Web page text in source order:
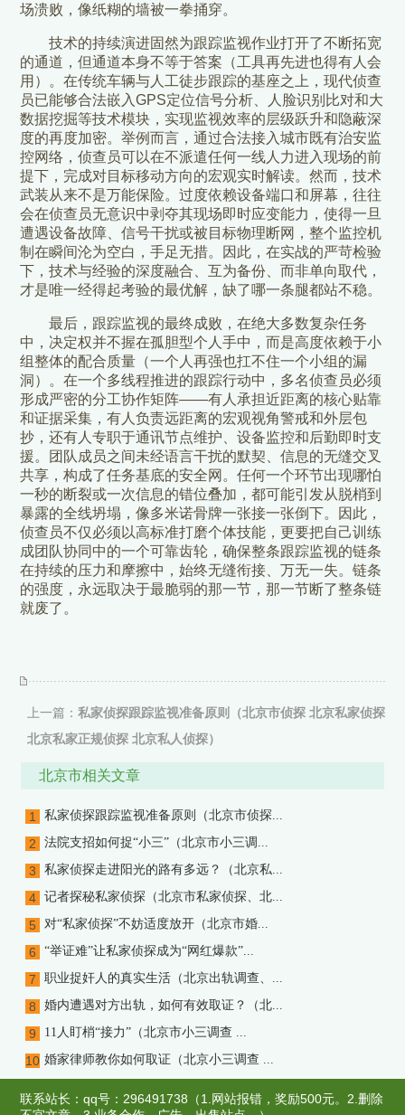
场溃败，像纸糊的墙被一拳捅穿。
技术的持续演进固然为跟踪监视作业打开了不断拓宽
的通道，但通道本身不等于答案（工具再先进也得有人会
用）。在传统车辆与人工徒步跟踪的基座之上，现代侦查
员已能够合法嵌入GPS定位信号分析、人脸识别比对和大
数据挖掘等技术模块，实现监视效率的层级跃升和隐蔽深
度的再度加密。举例而言，通过合法接入城市既有治安监
控网络，侦查员可以在不派遣任何一线人力进入现场的前
提下，完成对目标移动方向的宏观实时解读。然而，技术
武装从来不是万能保险。过度依赖设备端口和屏幕，往往
会在侦查员无意识中剥夺其现场即时应变能力，使得一旦
遭遇设备故障、信号干扰或被目标物理断网，整个监控机
制在瞬间沦为空白，手足无措。因此，在实战的严苛检验
下，技术与经验的深度融合、互为备份、而非单向取代，
才是唯一经得起考验的最优解，缺了哪一条腿都站不稳。
最后，跟踪监视的最终成败，在绝大多数复杂任务
中，决定权并不握在孤胆型个人手中，而是高度依赖于小
组整体的配合质量（一个人再强也扛不住一个小组的漏
洞）。在一个多线程推进的跟踪行动中，多名侦查员必须
形成严密的分工协作矩阵——有人承担近距离的核心贴靠
和证据采集，有人负责远距离的宏观视角警戒和外层包
抄，还有人专职于通讯节点维护、设备监控和后勤即时支
援。团队成员之间未经语言干扰的默契、信息的无缝交叉
共享，构成了任务基底的安全网。任何一个环节出现哪怕
一秒的断裂或一次信息的错位叠加，都可能引发从脱梢到
暴露的全线坍塌，像多米诺骨牌一张接一张倒下。因此，
侦查员不仅必须以高标准打磨个体技能，更要把自己训练
成团队协同中的一个可靠齿轮，确保整条跟踪监视的链条
在持续的压力和摩擦中，始终无缝衔接、万无一失。链条
的强度，永远取决于最脆弱的那一节，那一节断了整条链
就废了。
上一篇： 私家侦探跟踪监视准备原则（北京市侦探 北京私家侦探
北京私家正规侦探 北京私人侦探）
下一篇：没有了
北京市相关文章
1 私家侦探跟踪监视准备原则（北京市侦探...
2 法院支招如何捉“小三”（北京市小三调...
3 私家侦探走进阳光的路有多远？（北京私...
4 记者探秘私家侦探（北京市私家侦探、北...
5 对“私家侦探”不妨适度放开（北京市婚...
6 “举证难”让私家侦探成为“网红爆款”...
7 职业捉奸人的真实生活（北京出轨调查、...
8 婚内遭遇对方出轨，如何有效取证？（北...
9 11人盯梢“接力”（北京市小三调查 ...
10 婚家律师教你如何取证（北京小三调查 ...
联系站长：qq号：296491738（1.网站报错，奖励500元。2.删除